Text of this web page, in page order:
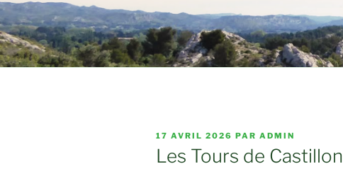
PUBLIÉ
LE
17 AVRIL 2026 PAR ADMIN
Les Tours de Castillon